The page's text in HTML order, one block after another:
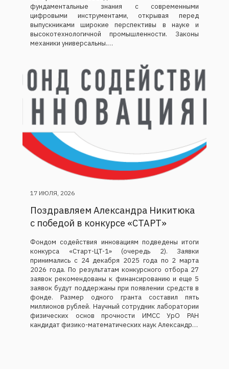
фундаментальные знания с современными
цифровыми инструментами, открывая перед
выпускниками широкие перспективы в науке и
высокотехнологичной промышленности. Законы
механики универсальны.…
17 ИЮЛЯ, 2026
Поздравляем Александра Никитюка
с победой в конкурсе «СТАРТ»
Фондом содействия инновациям подведены итоги
конкурса «Старт-ЦТ-1» (очередь 2). Заявки
принимались с 24 декабря 2025 года по 2 марта
2026 года. По результатам конкурсного отбора 27
заявок рекомендованы к финансированию и еще 5
заявок будут поддержаны при появлении средств в
фонде. Размер одного гранта составил пять
миллионов рублей. Научный сотрудник лаборатории
физических основ прочности ИМСС УрО РАН
кандидат физико-математических наук Александр…